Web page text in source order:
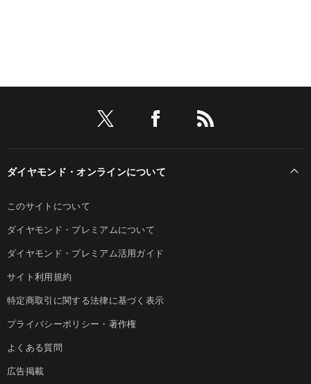
ダイヤモンド・オンラインについて
このサイトについて
ダイヤモンド・プレミアムについて
ダイヤモンド・プレミアム活用ガイド
サイト利用規約
特定商取引に関する法律に基づく表示
プライバシーポリシー・著作権
よくある質問
広告掲載